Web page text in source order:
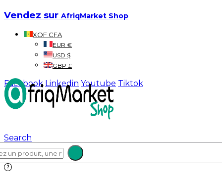
Vendez sur AfriqMarket Shop
XOF CFA
EUR €
USD $
GBP £
Facebook Linkedin Youtube Tiktok
Search